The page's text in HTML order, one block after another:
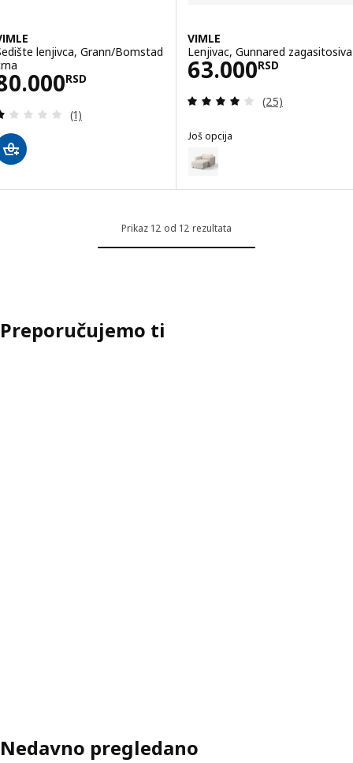
lenjivca, Grann/Bomstad
RSD
80000RSD
Pregled: 1 od 5 Zvezdice. Ukupno recenzija:
(1)
VIMLE
Lenjivac, Gunnared zagasitosiva
63.000RSD
Cena 63000RSD
Pregled: 4 od 5
(25)
Još opcija
Opcija: VIMLE, Lenjivac,
Prikaz 12 od 12 rezultata
Preporučujemo ti
Nedavno pregledano